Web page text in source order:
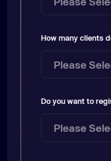
How many clients
Do you want to